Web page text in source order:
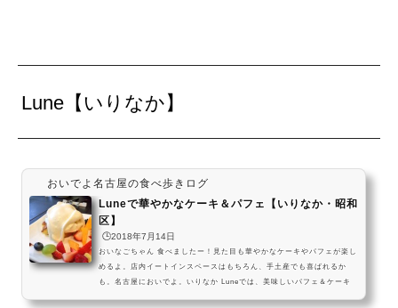
Lune【いりなか】
おいでよ名古屋の食べ歩きログ
Luneで華やかなケーキ＆パフェ【いりなか・昭和
区】
🕒️2018年7月14日
おいなごちゃん 食べましたー！見た目も華やかなケーキやパフェが楽し
めるよ。店内イートインスペースはもちろん、手土産でも喜ばれるか
も。名古屋においでよ。いりなか Luneでは、美味しいパフェ＆ケーキ